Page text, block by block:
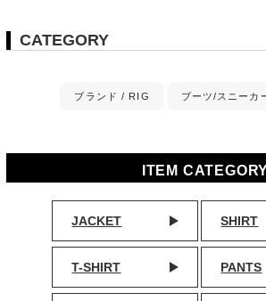
CATEGORY
ブランド / RIG ブーツ/スニーカ
ITEM
JACKET SHIRT
T-SHIRT PANTS